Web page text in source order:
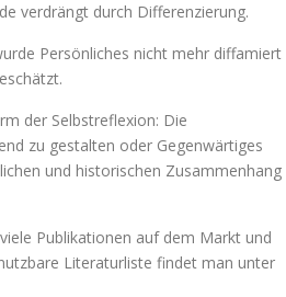
verdrängt durch Differenzierung.
Persönliches nicht mehr diffamiert
der Selbstreflexion: Die
zu gestalten oder Gegenwärtiges
und historischen Zusammenhang
Publikationen auf dem Markt und
Literaturliste findet man unter